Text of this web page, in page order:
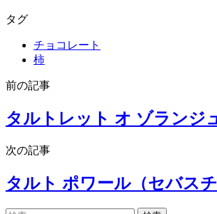
タグ
チョコレート
柿
前の記事
タルトレット オ ゾランジ
次の記事
タルト ポワール（セバス